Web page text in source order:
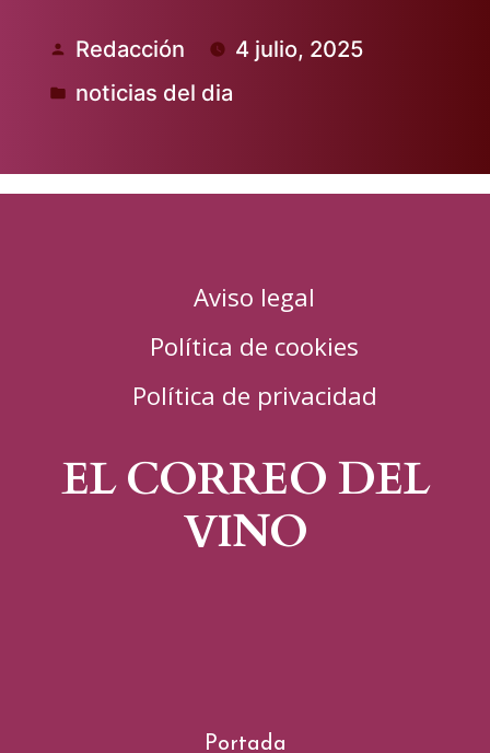
Publicado
por
Redacción 4 julio, 2025
Publicado
noticias del dia
Aviso legal
Política de cookies
Política de privacidad
EL CORREO DEL
VINO
Portada